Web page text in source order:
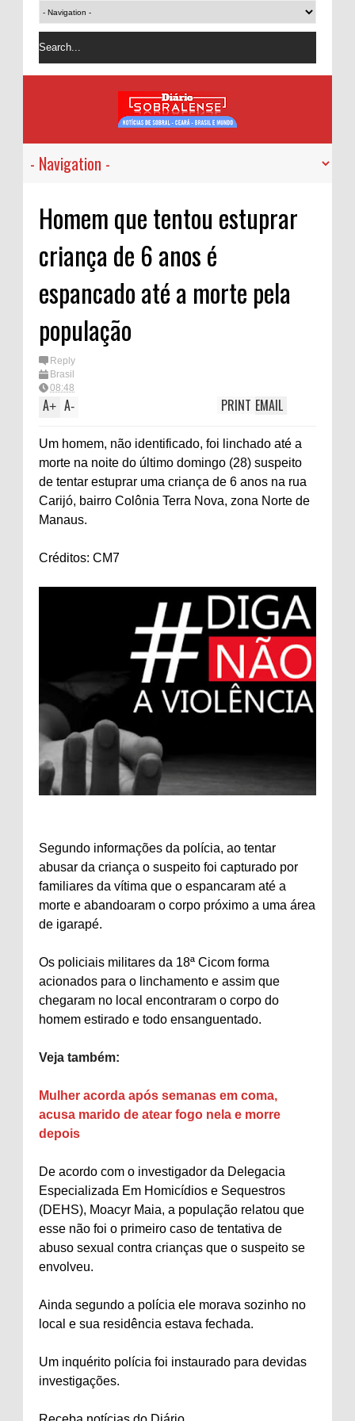
Homem que tentou estuprar
criança de 6 anos é
espancado até a morte pela
população
Reply
Brasil
08:48
A+ A- EMAIL
PRINT
Um homem, não identificado, foi linchado até a
morte na noite do último domingo (28) suspeito
de tentar estuprar uma criança de 6 anos na rua
Carijó, bairro Colônia Terra Nova, zona Norte de
Manaus.
Créditos: CM7
Segundo informações da polícia, ao tentar
abusar da criança o suspeito foi capturado por
familiares da vítima que o espancaram até a
morte e abandoaram o corpo próximo a uma área
de igarapé.
Os policiais militares da 18ª Cicom forma
acionados para o linchamento e assim que
chegaram no local encontraram o corpo do
homem estirado e todo ensanguentado.
Veja também:
Mulher acorda após semanas em coma,
acusa marido de atear fogo nela e morre
depois
De acordo com o investigador da Delegacia
Especializada Em Homicídios e Sequestros
(DEHS), Moacyr Maia, a população relatou que
esse não foi o primeiro caso de tentativa de
abuso sexual contra crianças que o suspeito se
envolveu.
Ainda segundo a polícia ele morava sozinho no
local e sua residência estava fechada.
Um inquérito polícia foi instaurado para devidas
investigações.